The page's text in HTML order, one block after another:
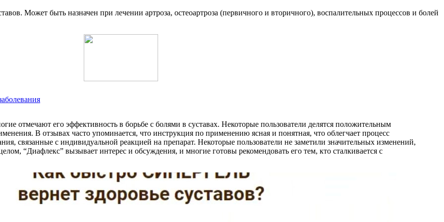
Может быть назначен при лечении артроза, остеоартроза (первичного и вторичного), воспалительных процессов и болей
отмечают его эффективность в борьбе с болями в суставах. Некоторые пользователи делятся положительным
В отзывах часто упоминается, что инструкция по применению ясная и понятная, что облегчает процесс
связанные с индивидуальной реакцией на препарат. Некоторые пользователи не заметили значительных изменений,
“Диафлекс” вызывает интерес и обсуждения, и многие готовы рекомендовать его тем, кто сталкивается с